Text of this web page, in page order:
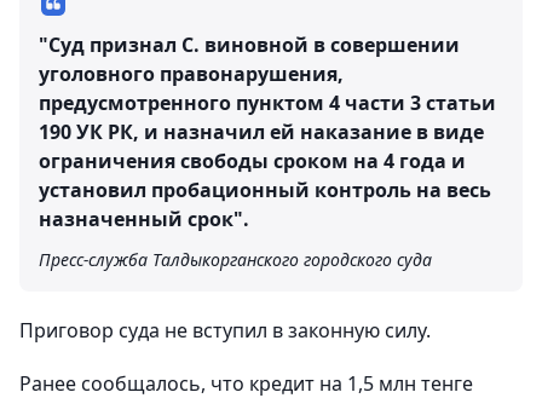
"Суд признал С. виновной в совершении
уголовного правонарушения,
предусмотренного пунктом 4 части 3 статьи
190 УК РК, и назначил ей наказание в виде
ограничения свободы сроком на 4 года и
установил пробационный контроль на весь
назначенный срок".
Пресс-служба Талдыкорганского городского суда
Приговор суда не вступил в законную силу.
Ранее сообщалось, что кредит на 1,5 млн тенге